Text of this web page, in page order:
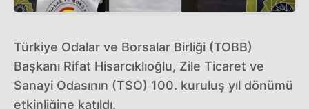
Türkiye Odalar ve Borsalar Birliği (TOBB)
Başkanı Rifat Hisarcıklıoğlu, Zile Ticaret ve
Sanayi Odasının (TSO) 100. kuruluş yıl dönümü
etkinliğine katıldı.